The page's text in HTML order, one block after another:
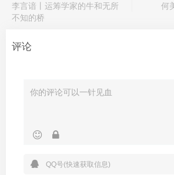
李言谙丨运筹学家的牛和无所
不知的桥
何
评论